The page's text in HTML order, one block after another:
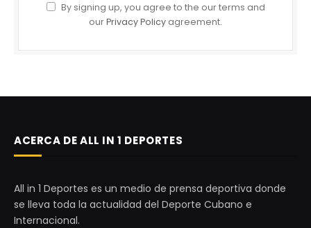
By signing up, you agree to the our terms and
ourPrivacy Policy agreement.
ACERCA DE ALL IN 1 DEPORTES
All in 1 Deportes es un medio de prensa deportiva donde
se lleva toda la actualidad del Deporte Cubano e
Internacional.